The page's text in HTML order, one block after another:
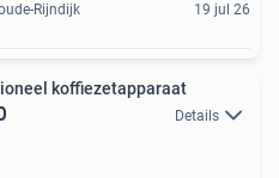
Rijndijk 19 jul 26
koffiezetapparaat
Details